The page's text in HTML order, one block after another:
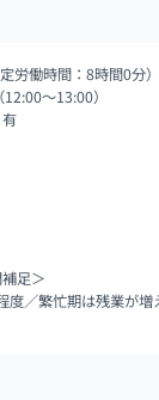
労働時間：8時間0分）
～13:00）
足＞
度／繁忙期は残業が